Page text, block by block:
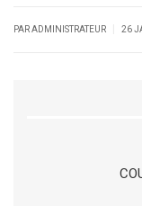
PAR ADMINISTRATEUR 26